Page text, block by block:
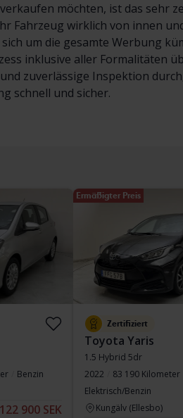
möchten, ist das sehr
Fahrzeug wirklich von innen
um die gesamte Werbung
inklusive aller Formalitäten
zuverlässige Inspektion
schnell und sicher.
Benzin
122 900 SEK
Ermäßigter Preis
Zertifiziert
Toyota Yaris
1.5 Hybrid 5dr
2022
83 190 Kilometer
Elektrisch/Benzin
Kungälv (Ellesbo)